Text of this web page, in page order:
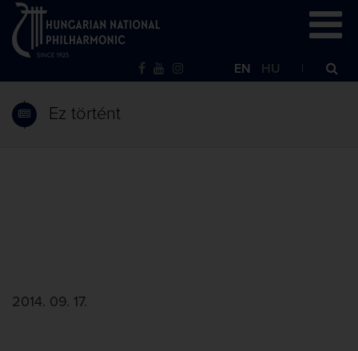
EN HU
Ez történt
2014. 09. 17.